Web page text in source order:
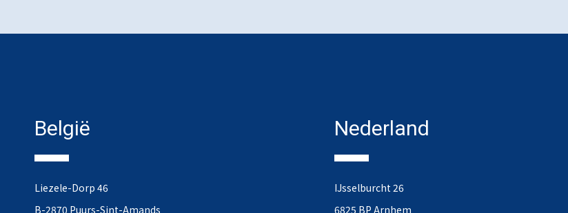
België
Liezele-Dorp 46
B-2870 Puurs-Sint-Amands
Nederland
IJsselburcht 26
6825 BP Arnhem